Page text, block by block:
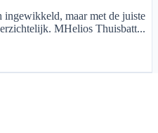
maar met de juiste
MHelios Thuisbatt...